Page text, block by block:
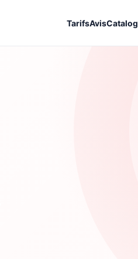
TarifsAvis